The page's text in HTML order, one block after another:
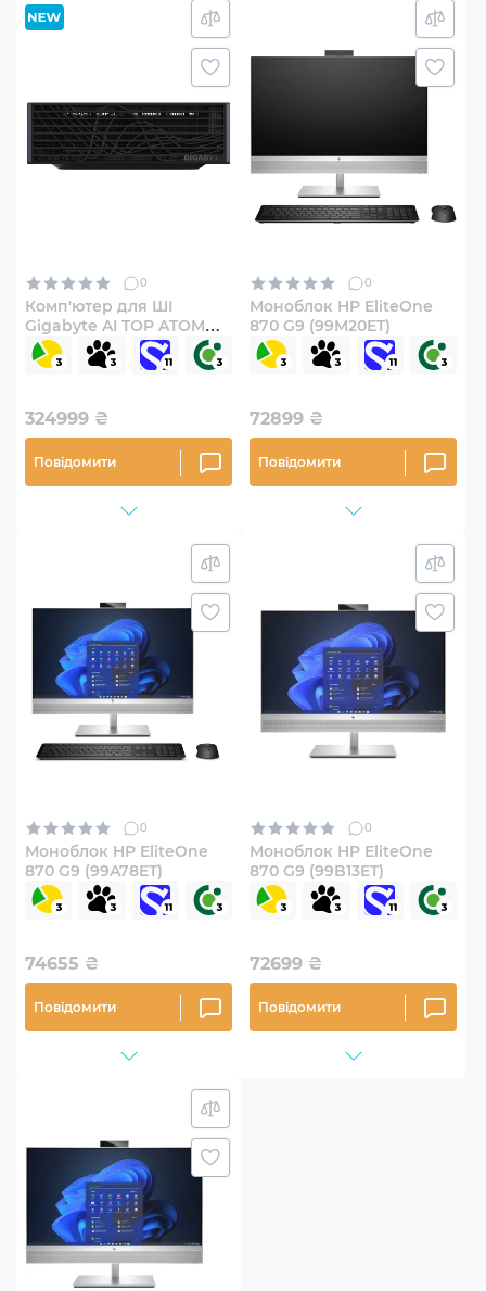
0
Комп'ютер для ШІ
Gigabyte AI TOP ATOM
(ATAGB10-9000)
324999 ₴
Повідомити
0
Моноблок HP EliteOne
870 G9 (99M20ET)
72899 ₴
Повідомити
0
Моноблок HP EliteOne
870 G9 (99A78ET)
74655 ₴
Повідомити
0
Моноблок HP EliteOne
870 G9 (99B13ET)
72699 ₴
Повідомити